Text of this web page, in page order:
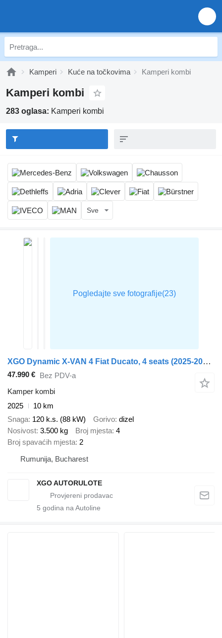
Kamperi Kuće na točkovima Kamperi kombi
Kamperi kombi
283 oglasa: Kamperi kombi
Sve
XGO Dynamic X-VAN 4 Fiat Ducato, 4 seats (2025-2026 model)
47.990 € Bez PDV-a
Kamper kombi
2025
10 km
Snaga 120 k.s. (88 kW) Gorivo dizel
Nosivost 3.500 kg Broj mjesta 4
Broj spavaćih mjesta 2
Rumunija, Bucharest
XGO AUTORULOTE
5 godina na Autoline